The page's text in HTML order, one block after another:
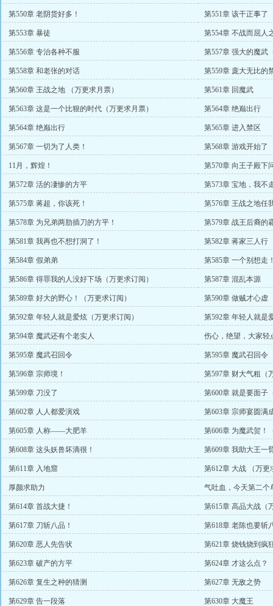
第550章 老阴货好多！ 第551章 该干正事了
第553章 暴徒 第554章 不战而屈人
第556章 专治各种不服 第557章 强大的魔武
第558章 和老张的对话 第559章 庞大无比的
第560章 王战之地 （万更求月票） 第561章 回魔武
第563章 这是一个比狠的时代（万更求月票） 第564章 绝巅出行
第564章 绝巅出行 第565章 进入禁区
第567章 一切为了人类！ 第568章 游戏开始了
11月，辉煌！ 第570章 向王子殿下
第572章 活的凄惨的方平 第573章 宝地，我不
第575章 蒋超，你该死！ 第576章 王战之地任
第578章 为兄弟两肋插刀的方平！ 第579章 战王后裔的
第581章 我再也不想打洞了！ 第582章 蒋家三人行
第584章 假弟弟 第585章 一个别想走
第586章 得罪我的人没好下场（万更求订阅） 第587章 混乱本源
第589章 好大的野心！（万更求订阅） 第590章 做贼才心
第592章 年轻人就是爱炫（万更求订阅） 第592章 年轻人就是
第594章 魔武还有个老实人 伤心，绝望，大家轻
第595章 魔武召回令 第595章 魔武召回令
第596章 宗师境！ 第597章 财大气粗（
第599章 刀没了 第600章 就是要面子
第602章 人人都爱演戏 第603章 宗师宴圆满
第605章 人称——大肥羊 第606章 为魔武贺！
第608章 这头妖兽坏滴很！ 第609章 我助大王一
第611章 入地窟 第612章 大战 （万更
厚颜求助力 气吐血，今天第二个
第614章 首战大捷！ 第615章 高品大战（
第617章 刀斩八品！ 第618章 老陈也要斩
第620章 恶人先告状 第621章 烧钱烧到疯
第623章 破产的方平 第624章 才这么点？
第626章 复生之种的猜测 第627章 无敌之势
第629章 告一段落 第630章 大魔王